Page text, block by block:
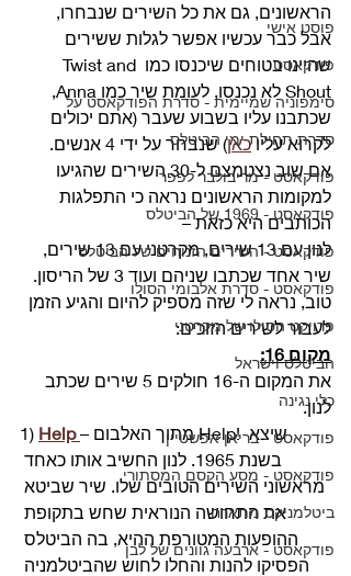
פוסט אישי
פודקאסט
סימפוניה שמיימית - סדרת הפודקאסט על
סדרת תחילת ימי הביטלס
פודקאסט - מריבולבר לפפר
פודקאסט - 1969 של הביטלס
פודקאסט - השירים הזנוחים של הביטלס
פודקאסט - סדרת אלבומי הסולו
פרויקט הסולו של מקרטני
הביטלס וישראל
כלי נגינה
פודקאסט - בריאן אפשטיין
פודקאסט - מסע הקסם המסתורי
ביטלמניקס מתארח
פודקאסט - ארבעה גוונים של לבן
הראשונים, גם את כל השירים שנבחרו,
אבל כבר עכשיו אפשר לגלות ששירים
שהיינו בטוחים שיכנסו כמו Twist and
Shout לא נכנסו, לעומת שיר כמו Anna,
שכתבנו עליו בשבוע שעבר (אתם יכולים
לקרוא עליו כאן) שנבחר על ידי 4 אנשים.
אם שוב נצטמצם ל-30 השירים שהגיעו
למקומות הראשונים נראה כי התפלגות
הכותבים היא כזאת –
לנון עם 13 שירים, מקרטני עם 13 שירים,
שיר אחד שכתבו שניהם ועוד 3 של הריסון.
טוב, נראה לי שזה מספיק להיום והגיע הזמן
לעבור לשירים הזוכים:
מקום 16:
את המקום ה-16 חולקים 5 שירים שכתב
לנון.
1) Help – מתוך האלבום Help! שיצא
בשנת 1965. לנון החשיב אותו כאחד
מראשוני השירים הטובים שלו. שיר שביטא
את התחושה הנוראית שחש בתקופת
ההופעות המטורפת ההיא, בה הביטלס
הפסיקו להנות והחלו לחוש שהביטלמניה